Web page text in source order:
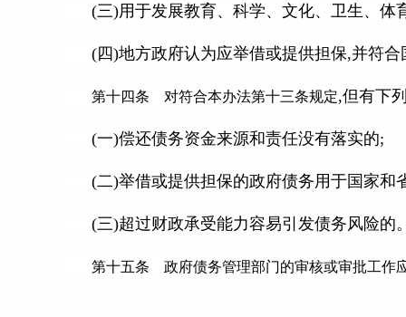
(三)用于发展教育、科学、文化、卫生、体
(四)地方政府认为应举借或提供担保,并符
第十四条 对符合本办法第十三条规定,但有下
(一)偿还债务资金来源和责任没有落实的;
(二)举借或提供担保的政府债务用于国家和
(三)超过财政承受能力容易引发债务风险的
第十五条 政府债务管理部门的审核或审批工作